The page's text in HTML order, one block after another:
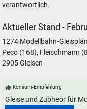
verantwortlich.
Aktueller Stand -
1274 Modellbahn-
Peco (168), Fleischmann
2905 Gleisen
Konsum-Empfehlung
Gleise und Zubheör für